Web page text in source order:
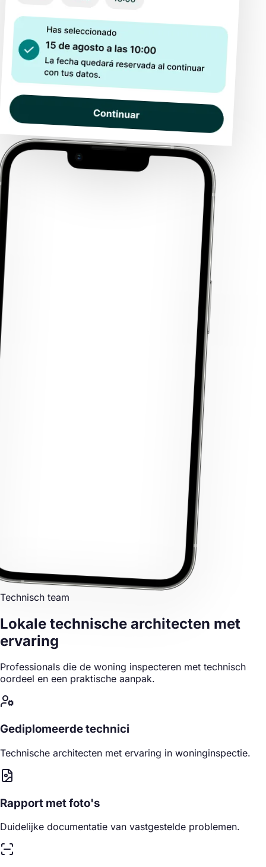
Technisch team
Lokale technische architecten met
ervaring
Professionals die de woning inspecteren met technisch
oordeel en een praktische aanpak.
Gediplomeerde technici
Technische architecten met ervaring in woninginspectie.
Rapport met foto's
Duidelijke documentatie van vastgestelde problemen.